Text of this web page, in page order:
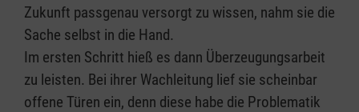
Zukunft passgenau versorgt zu wissen, nahm sie die
Sache selbst in die Hand.
Im ersten Schritt hieß es dann Überzeugungsarbeit
zu leisten. Bei ihrer Wachleitung lief sie scheinbar
offene Türen ein, denn diese habe die Problematik